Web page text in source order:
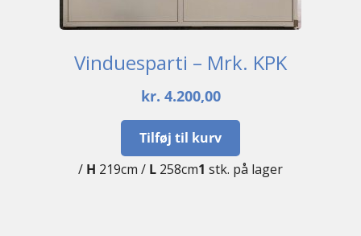
Vinduesparti – Mrk. KPK
kr. 4.200,00
Tilføj til kurv
/ H 219cm / L 258cm1 stk. på lager